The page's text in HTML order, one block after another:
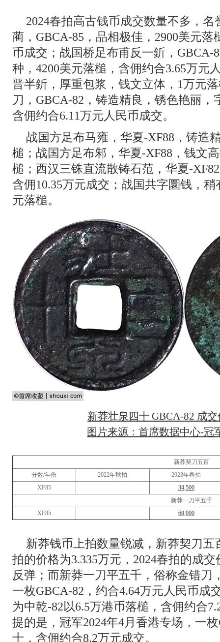
2024春拍高古钱币成交数量不多，
蔺，GBCA-85，品相极佳，2900美元落
币成交；战国桥足布甫反一釿，GBCA-
种，4200美元落槌，含佣约合3.65万元
晋半釿，厚重包浆，钱文立体，1万元
刀，GBCA-82，铸造精良，锈色艳丽，
含佣约合6.11万元人民币成交。
战国方足布马雍，华夏-XF88，铸造
槌；战国方足布邾，华夏-XF88，钱文
槌；西汉三铢直流散铸石范，华夏-
含佣10.35万元成交；战国共字圜钱，
元落槌。
新莽壮泉四十 GBCA-82 成
图片来源：首席数据中心-冠
新莽契刀五百
分数/年份
2022年秋拍
2023年春拍
XF85
34,500
新莽一刀平五千
XF85
69,000
新莽钱币上拍数量锐减，新莽契刀五
拍的价格为3.335万元，2024春拍的成
反弹；而新莽一刀平五千，俗称金错刀
一枚GBCA-82，约合4.64万元人民币成
为中乾-82以6.5万港币落槌，含佣约合
提的是，冠军2024年4月香港专场，一
十，含佣约合8.2万元成交。